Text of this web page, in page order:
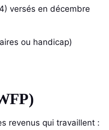
versés en décembre
ou handicap)
revenus qui travaillent :